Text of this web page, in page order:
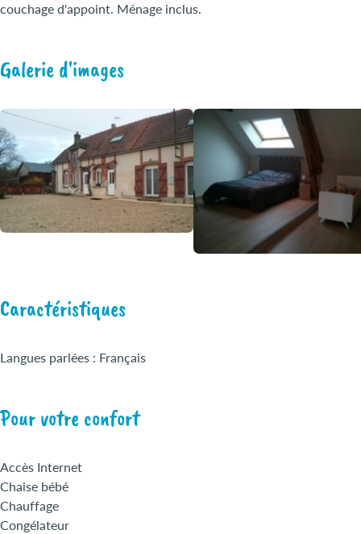
couchage d'appoint. Ménage inclus.
Galerie d'images
Caractéristiques
Langues parlées : Français
Pour votre confort
Accès Internet
Chaise bébé
Chauffage
Congélateur